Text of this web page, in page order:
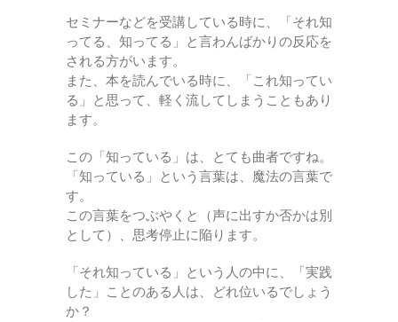
セミナーなどを受講している時に、「それ知
ってる、知ってる」と言わんばかりの反応を
される方がいます。
また、本を読んでいる時に、「これ知ってい
る」と思って、軽く流してしまうこともあり
ます。
この「知っている」は、とても曲者ですね。
「知っている」という言葉は、魔法の言葉で
す。
この言葉をつぶやくと（声に出すか否かは別
として）、思考停止に陥ります。
「それ知っている」という人の中に、「実践
した」ことのある人は、どれ位いるでしょう
か？